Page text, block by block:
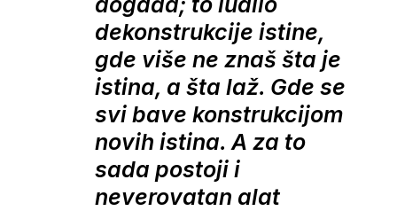
dekonstrukcije istine,
gde više ne znaš šta je
istina, a šta laž. Gde se
svi bave konstrukcijom
novih istina. A za to
sada postoji i
neverovatan alat